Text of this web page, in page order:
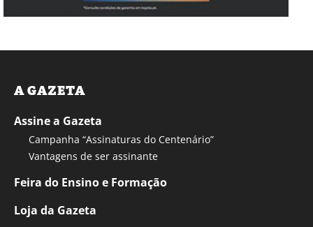
A GAZETA
Assine a Gazeta
Campanha “Assinaturas do Centenário”
Vantagens de ser assinante
Feira do Ensino e Formação
Loja da Gazeta